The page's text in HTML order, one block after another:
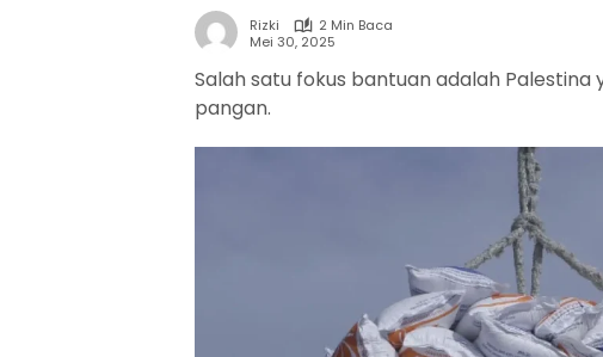
Rizki
2 Min Baca
Mei 30, 2025
Salah satu fokus bantuan adalah
pangan.